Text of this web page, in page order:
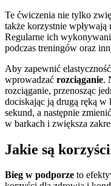
Te ćwiczenia nie tylko
także korzystnie wpływają
Regularne ich
podczas treningów oraz
Aby zapewnić
wprowadzać rozciąganie.
rozciąganie, przenosząc
dociskając ją drugą ręką
sekund, a następnie
w barkach i zwiększa
Jakie są
Bieg w podporze to